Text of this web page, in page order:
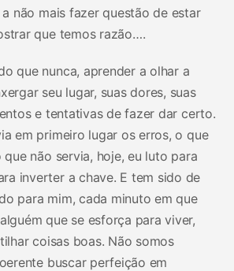
a não mais fazer questão de estar
que temos razão….
que nunca, aprender a olhar a
seu lugar, suas dores, suas
e tentativas de fazer dar certo.
em primeiro lugar os erros, o que
não servia, hoje, eu luto para
inverter a chave. E tem sido de
para mim, cada minuto em que
que se esforça para viver,
coisas boas. Não somos
buscar perfeição em